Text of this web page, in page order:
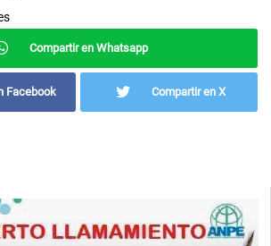
Compartir en Whatsapp
Facebook Compartir en X